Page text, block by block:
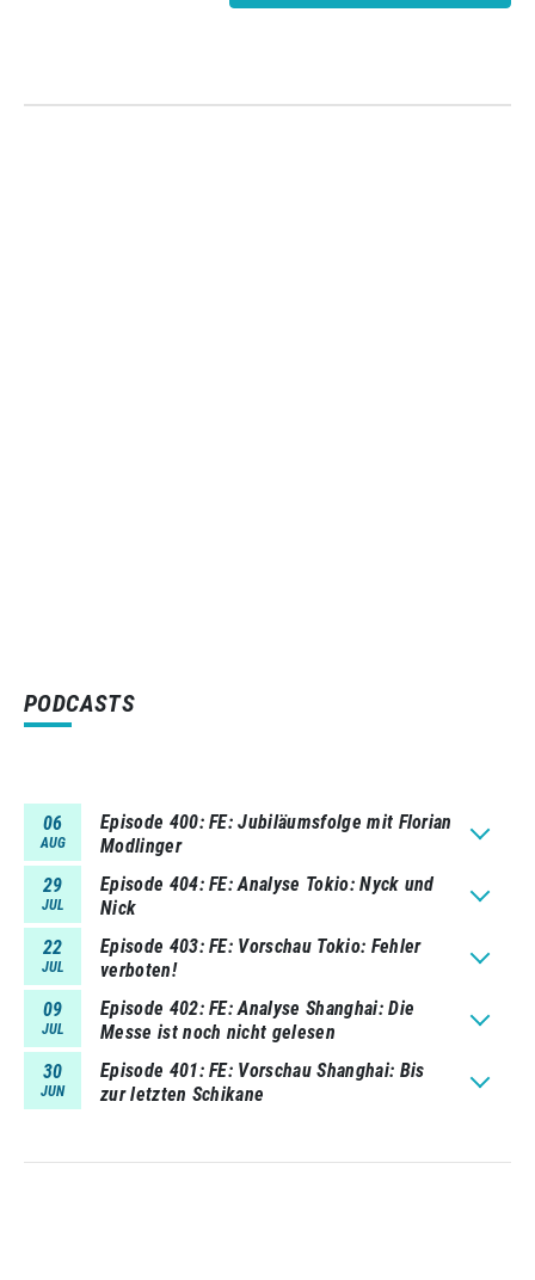
PODCASTS
06
AUG
Episode 400 FE: Jubiläumsfolge mit Florian
Modlinger
29
JUL
Episode 404 FE: Analyse Tokio: Nyck und
Nick
22
JUL
Episode 403 FE: Vorschau Tokio: Fehler
verboten!
09
JUL
Episode 402 FE: Analyse Shanghai: Die
Messe ist noch nicht gelesen
30
JUN
Episode 401 FE: Vorschau Shanghai: Bis
zur letzten Schikane